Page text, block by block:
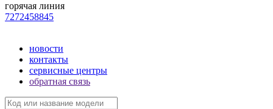
горячая линия
7272458845
новости
контакты
сервисные центры
обратная связь